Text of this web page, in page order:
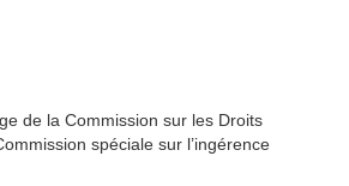
de la Commission sur les Droits
spéciale sur l’ingérence